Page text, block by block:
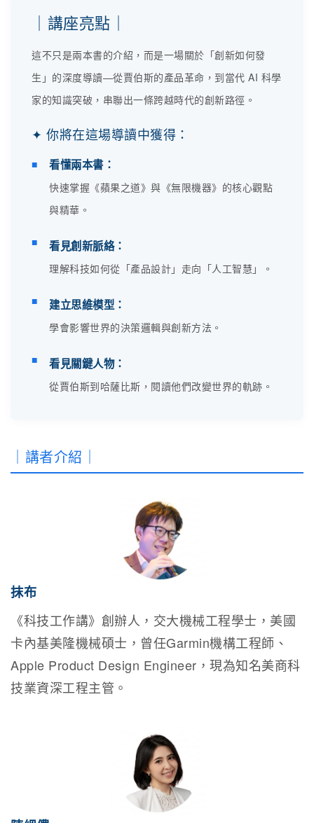
｜講座亮點｜
這不只是兩本書的介紹，而是一場關於「創新如何發
生」的深度導讀—從賈伯斯的產品革命，到當代 AI 科學
家的知識突破，串聯出一條跨越時代的創新路徑。
✦ 你將在這場導讀中獲得：
■ 看懂兩本書：
快速掌握《蘋果之道》與《無限機器》的核心觀點
與精華。
■ 看見創新脈絡：
理解科技如何從「產品設計」走向「人工智慧」。
■ 建立思維模型：
學會影響世界的決策邏輯與創新方法。
■ 看見關鍵人物：
從賈伯斯到哈薩比斯，閱讀他們改變世界的軌跡。
｜講者介紹｜
抹布
《科技工作講》創辦人，交大機械工程學士，美國
卡內基美隆機械碩士，曾任Garmin機構工程師、
Apple Product Design Engineer，現為知名美商科
技業資深工程主管。